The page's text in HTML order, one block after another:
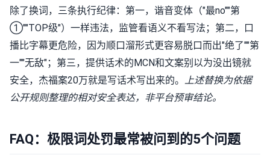
除了换词，三条执行纪律：第一，谐音变体（"最no""第
①""TOP级"）一样违法，监管看语义不看写法；第二，口
播比字幕更危险，因为顺口溜形式更容易脱口而出"绝了""第
一""无敌"；第三，提供话术的MCN和文案别以为没出镜就
安全，杰福案20万就是写话术写出来的。 上述替换为依据
公开规则整理的相对安全表达，非平台预审结论。
FAQ：极限词处罚最常被问到的5个问题